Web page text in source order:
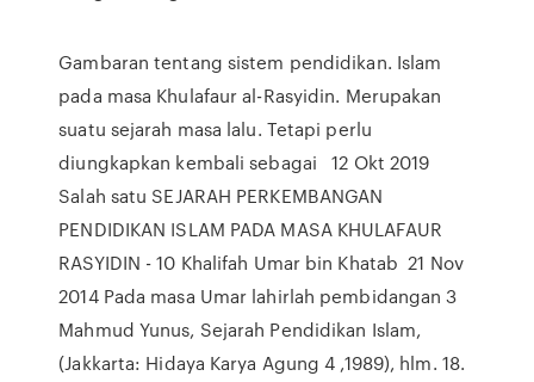
Gambaran tentang sistem pendidikan. Islam
pada masa Khulafaur al-Rasyidin. Merupakan
suatu sejarah masa lalu. Tetapi perlu
diungkapkan kembali sebagai 12 Okt 2019
Salah satu SEJARAH PERKEMBANGAN
PENDIDIKAN ISLAM PADA MASA KHULAFAUR
RASYIDIN - 10 Khalifah Umar bin Khatab 21 Nov
2014 Pada masa Umar lahirlah pembidangan 3
Mahmud Yunus, Sejarah Pendidikan Islam,
(Jakkarta: Hidaya Karya Agung 4 ,1989), hlm. 18.